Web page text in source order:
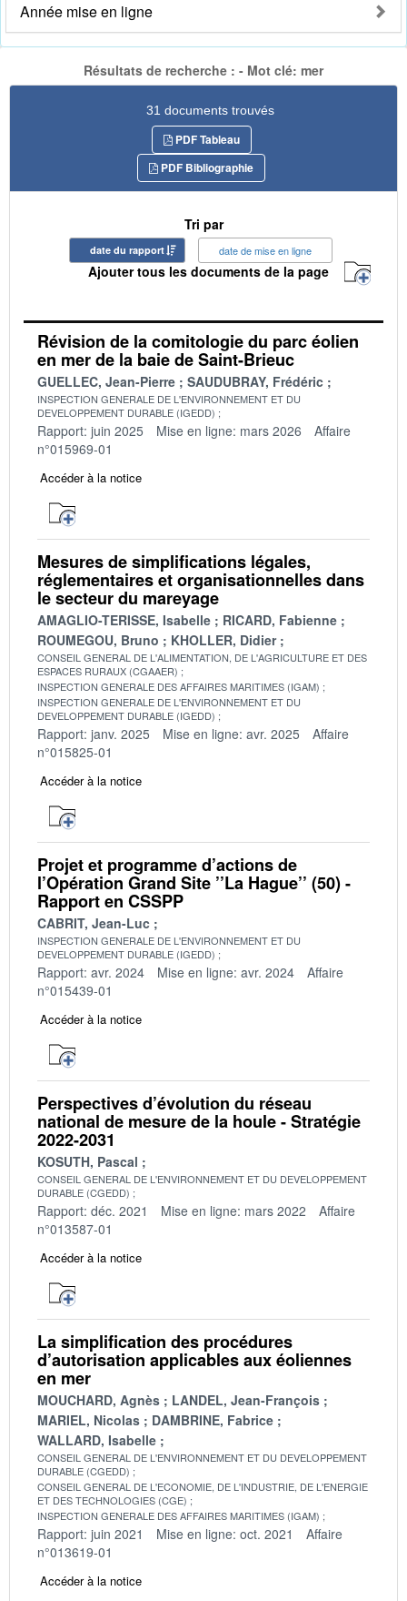
Année mise en ligne
Résultats de recherche : - Mot clé: mer
31 documents trouvés
PDF Tableau
PDF Bibliographie
Tri par
date du rapport date de mise en ligne
Ajouter tous les documents de la page
Révision de la comitologie du parc éolien
en mer de la baie de Saint-Brieuc
GUELLEC, Jean-Pierre SAUDUBRAY, Frédéric
INSPECTION GENERALE DE L'ENVIRONNEMENT ET DU
DEVELOPPEMENT DURABLE (IGEDD)
Rapport: juin 2025 Mise en ligne: mars 2026
Affaire
n°015969-01
Accéder à la notice
Mesures de simplifications légales,
réglementaires et organisationnelles dans
le secteur du mareyage
AMAGLIO-TERISSE, Isabelle
RICARD, Fabienne
ROUMEGOU, Bruno
KHOLLER, Didier
CONSEIL GENERAL DE L'ALIMENTATION, DE L'AGRICULTURE ET DES
ESPACES RURAUX (CGAAER)
INSPECTION GENERALE DES AFFAIRES MARITIMES (IGAM)
INSPECTION GENERALE DE L'ENVIRONNEMENT ET DU
DEVELOPPEMENT DURABLE (IGEDD)
Rapport: janv. 2025 Mise en ligne: avr. 2025
Affaire
n°015825-01
Accéder à la notice
Projet et programme d’actions de
l’Opération Grand Site ’’La Hague’’ (50) -
Rapport en CSSPP
CABRIT, Jean-Luc
INSPECTION GENERALE DE L'ENVIRONNEMENT ET DU
DEVELOPPEMENT DURABLE (IGEDD)
Rapport: avr. 2024 Mise en ligne: avr. 2024
Affaire
n°015439-01
Accéder à la notice
Perspectives d’évolution du réseau
national de mesure de la houle - Stratégie
2022-2031
KOSUTH, Pascal
CONSEIL GENERAL DE L'ENVIRONNEMENT ET DU DEVELOPPEMENT
DURABLE (CGEDD)
Rapport: déc. 2021 Mise en ligne: mars 2022
Affaire
n°013587-01
Accéder à la notice
La simplification des procédures
d’autorisation applicables aux éoliennes
en mer
MOUCHARD, Agnès
LANDEL, Jean-François
MARIEL, Nicolas
DAMBRINE, Fabrice
WALLARD, Isabelle
CONSEIL GENERAL DE L'ENVIRONNEMENT ET DU DEVELOPPEMENT
DURABLE (CGEDD)
CONSEIL GENERAL DE L'ECONOMIE, DE L'INDUSTRIE, DE L'ENERGIE
ET DES TECHNOLOGIES (CGE)
INSPECTION GENERALE DES AFFAIRES MARITIMES (IGAM)
Rapport: juin 2021 Mise en ligne: oct. 2021
Affaire
n°013619-01
Accéder à la notice